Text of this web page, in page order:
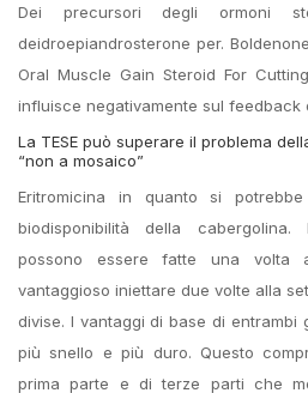
Dei precursori degli ormoni
deidroepiandrosterone per.
Oral Muscle Gain Steroid For
influisce negativamente sul feedback
La TESE può superare il problema
“non a mosaico”
Eritromicina in quanto si
biodisponibilità della
possono essere fatte una volta
vantaggioso iniettare due volte alla
divise. I vantaggi di base di
più snello e più duro. Questo
prima parte e di terze parti che